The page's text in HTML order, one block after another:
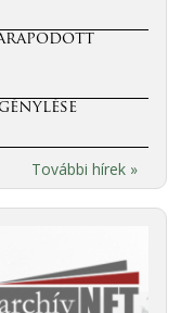
További hírek »